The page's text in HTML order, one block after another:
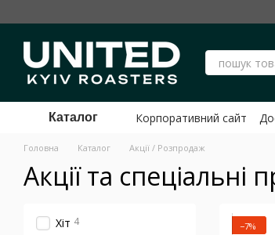
Каталог Корпоративний сайт
Головна Каталог Акції / Розпродаж
Акції та спеціальні
−7%
Хіт 4